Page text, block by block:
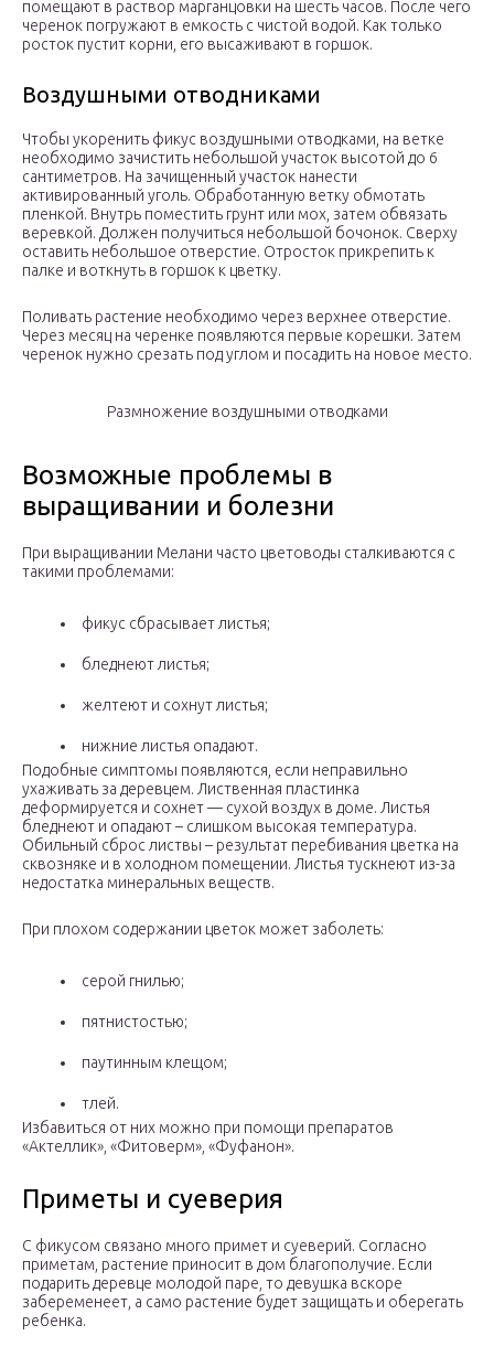
помещают в раствор марганцовки на шесть часов. После чего
черенок погружают в емкость с чистой водой. Как только
росток пустит корни, его высаживают в горшок.
Воздушными отводниками
Чтобы укоренить фикус воздушными отводками, на ветке
необходимо зачистить небольшой участок высотой до 6
сантиметров. На зачищенный участок нанести
активированный уголь. Обработанную ветку обмотать
пленкой. Внутрь поместить грунт или мох, затем обвязать
веревкой. Должен получиться небольшой бочонок. Сверху
оставить небольшое отверстие. Отросток прикрепить к
палке и воткнуть в горшок к цветку.
Поливать растение необходимо через верхнее отверстие.
Через месяц на черенке появляются первые корешки. Затем
черенок нужно срезать под углом и посадить на новое место.
Размножение воздушными отводками
Возможные проблемы в
выращивании и болезни
При выращивании Мелани часто цветоводы сталкиваются с
такими проблемами:
фикус сбрасывает листья;
бледнеют листья;
желтеют и сохнут листья;
нижние листья опадают.
Подобные симптомы появляются, если неправильно
ухаживать за деревцем. Лиственная пластинка
деформируется и сохнет — сухой воздух в доме. Листья
бледнеют и опадают – слишком высокая температура.
Обильный сброс листвы – результат перебивания цветка на
сквозняке и в холодном помещении. Листья тускнеют из-за
недостатка минеральных веществ.
При плохом содержании цветок может заболеть:
серой гнилью;
пятнистостью;
паутинным клещом;
тлей.
Избавиться от них можно при помощи препаратов
«Актеллик», «Фитоверм», «Фуфанон».
Приметы и суеверия
С фикусом связано много примет и суеверий. Согласно
приметам, растение приносит в дом благополучие. Если
подарить деревце молодой паре, то девушка вскоре
забеременеет, а само растение будет защищать и оберегать
ребенка.